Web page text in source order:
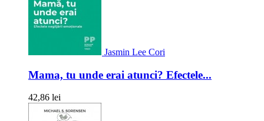
Jasmin Lee Cori
Mama, tu unde erai atunci? Efectele...
42,86 lei